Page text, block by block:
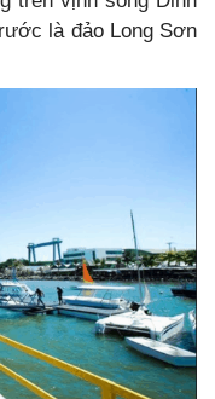
là đảo Long Sơn